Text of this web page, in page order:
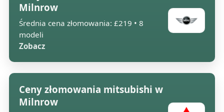
Milnrow
Średnia cena złomowania: £219 • 8
modeli
Zobacz
Ceny złomowania mitsubishi w
Milnrow